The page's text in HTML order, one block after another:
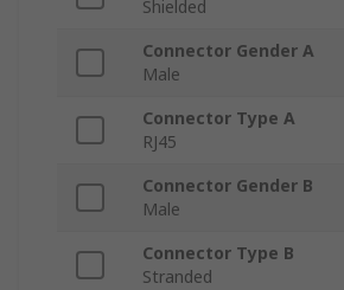
Shielded
Connector Gender A
Male
Connector Type A
RJ45
Connector Gender B
Male
Connector Type B
Stranded